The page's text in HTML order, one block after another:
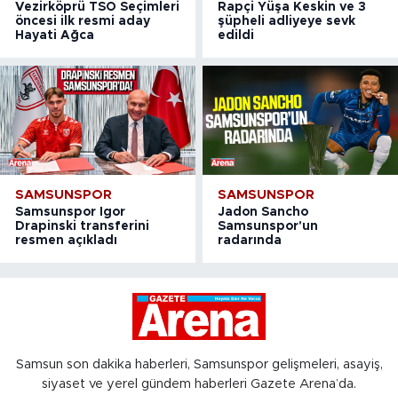
Vezirköprü TSO Seçimleri
öncesi ilk resmi aday
Hayati Ağca
Rapçi Yüşa Keskin ve 3
şüpheli adliyeye sevk
edildi
SAMSUNSPOR
Samsunspor Igor
Drapinski transferini
resmen açıkladı
SAMSUNSPOR
Jadon Sancho
Samsunspor'un
radarında
Samsun son dakika haberleri, Samsunspor gelişmeleri, asayiş,
siyaset ve yerel gündem haberleri Gazete Arena’da.